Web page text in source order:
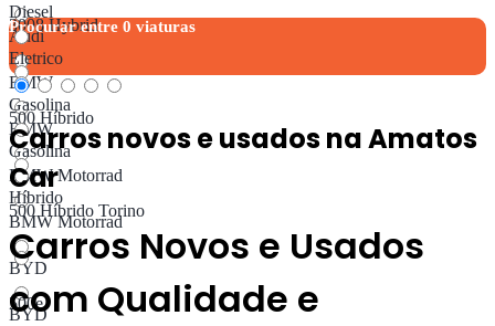
Audi
BMW
BMW
BMW Motorrad
BMW Motorrad
BYD
BYD
3008 Hybrid
500 Híbrido
500 Híbrido Torino
500e
Diesel
Eletrico
Gasolina
Gasolina
Híbrido
Procurar entre 0 viaturas
Carros novos e usados ​​na Amatos
Car
Carros Novos e Usados
com Qualidade e